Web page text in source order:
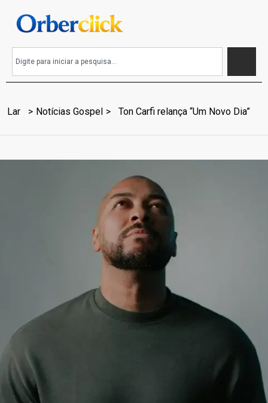
Lar Notícias Gospel Ton Carfi relança “Um Novo Dia”